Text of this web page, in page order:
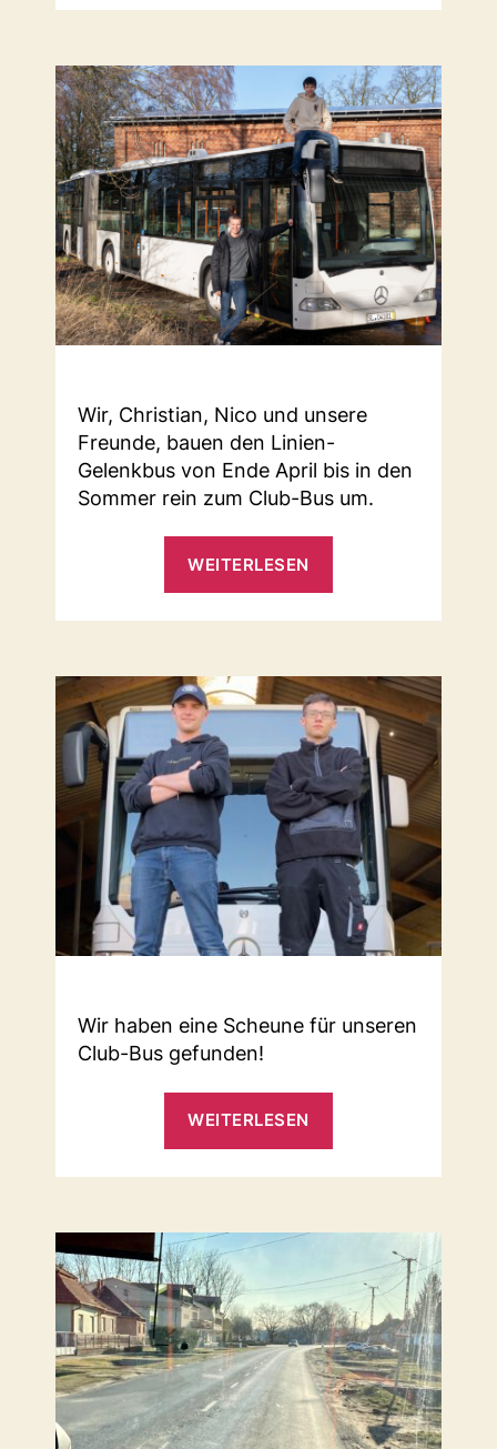
Wir, Christian, Nico und unsere
Freunde, bauen den Linien-
Gelenkbus von Ende April bis in den
Sommer rein zum Club-Bus um.
WEITERLESEN
Wir haben eine Scheune für unseren
Club-Bus gefunden!
WEITERLESEN